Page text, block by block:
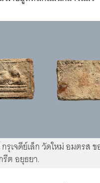
รุเจดีย์เล็ก วัดใหม่ อมตรส
ต อยุธยา.